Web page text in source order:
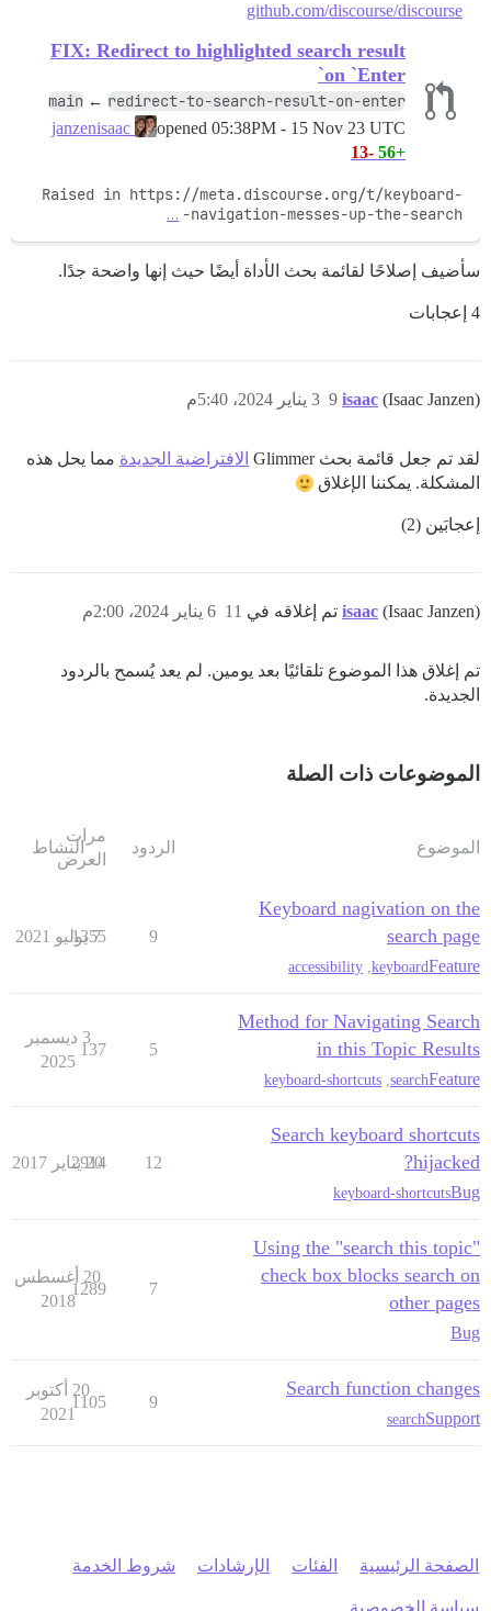
github.com/discourse/discourse
FIX: Redirect to highlighted search result
on `Enter`
main ← redirect-to-search-result-on-enter
opened 05:38PM - 15 Nov 23 UTC
+56
-13
Raised in https://meta.discourse.org/t/keyboard-
navigation-messes-up-the-search-
…
سأضيف إصلاحًا لقائمة بحث الأداة أيضًا حيث إنها واضحة جدًا.
4 إعجابات
isaac (Isaac Janzen) 3 يناير 2024، 5:40م 9
لقد تم جعل قائمة بحث Glimmer الافتراضية الجديدة مما يحل هذه
المشكلة. يمكننا الإغلاق
إعجابَين (2)
isaac (Isaac Janzen) تم إغلاقه في 6 يناير 2024، 2:00م 11
تم إغلاق هذا الموضوع تلقائيًا بعد يومين. لم يعد يُسمح بالردود
الجديدة.
الموضوعات ذات الصلة
الموضوع الردود
مرات
العرض
النشاط
Keyboard nagivation on the
search page
Feature
keyboard
accessibility
9
1355
7 يوليو 2021
Method for Navigating Search
in this Topic Results
Feature
search
keyboard-shortcuts
5
137
3 ديسمبر
2025
Search keyboard shortcuts
hijacked?
Bug
keyboard-shortcuts
12
2914
20 يناير 2017
Using the "search this topic"
check box blocks search on
other pages
Bug
7
1289
20 أغسطس
2018
Search function changes
Support
search
9
1105
20 أكتوبر
2021
الصفحة الرئيسية الفئات الإرشادات شروط الخدمة